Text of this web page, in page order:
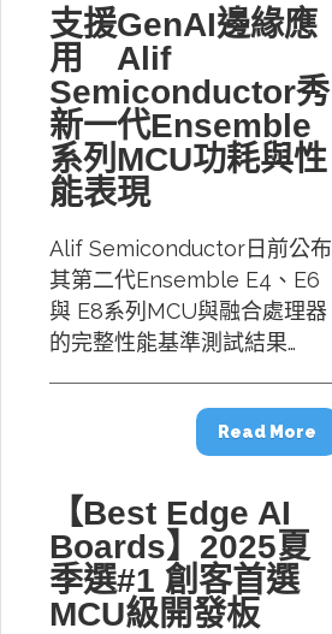
支援GenAI邊緣應
用 Alif
Semiconductor秀
新一代Ensemble
系列MCU功耗與性
能表現
Alif Semiconductor日前公布
其第二代Ensemble E4、E6
與 E8系列MCU與融合處理器
的完整性能基準測試結果…
Read More
【Best Edge AI
Boards】2025夏
季選#1 創客首選
MCU級開發板